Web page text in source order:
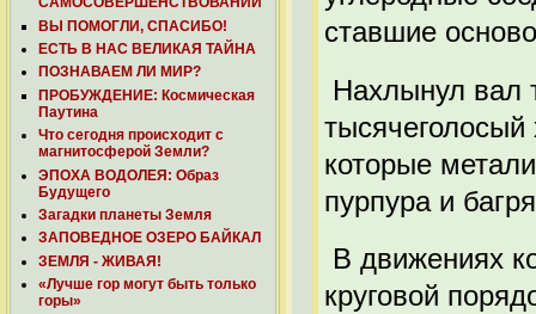
ВЫ ПОМОГЛИ, СПАСИБО!
ЕСТЬ В НАС ВЕЛИКАЯ ТАЙНА
ПОЗНАВАЕМ ЛИ МИР?
ПРОБУЖДЕНИЕ: Космическая
Паутина
Что сегодня происходит с
магнитосферой Земли?
ЭПОХА ВОДОЛЕЯ: Образ
Будущего
Загадки планеты Земля
ЗАПОВЕДНОЕ ОЗЕРО БАЙКАЛ
ЗЕМЛЯ - ЖИВАЯ!
«Лучше гор могут быть только
горы»
ставшие
Нахлынул вал
тысячеголосый
которые
пурпура и
В движениях
круговой